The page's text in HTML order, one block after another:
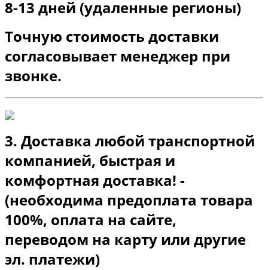
8-13 дней (удаленные регионы)
Точную стоимость доставки
согласовывает менеджер при
звонке.
3. Доставка любой транспортной
компанией, быстрая и
комфортная доставка! -
(необходима предоплата товара
100%, оплата на сайте,
переводом на карту или другие
эл. платежи)